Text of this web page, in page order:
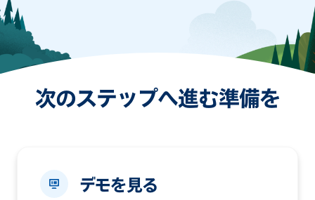
次のステップへ進む準備を
デモを見る